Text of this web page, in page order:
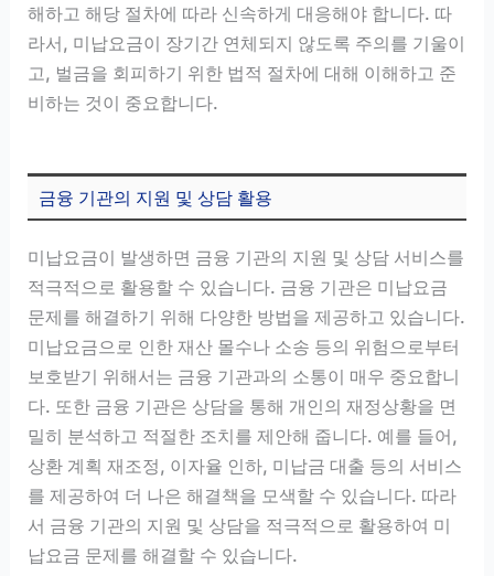
해하고 해당 절차에 따라 신속하게 대응해야 합니다. 따
라서, 미납요금이 장기간 연체되지 않도록 주의를 기울이
고, 벌금을 회피하기 위한 법적 절차에 대해 이해하고 준
비하는 것이 중요합니다.
금융 기관의 지원 및 상담 활용
미납요금이 발생하면 금융 기관의 지원 및 상담 서비스를
적극적으로 활용할 수 있습니다. 금융 기관은 미납요금
문제를 해결하기 위해 다양한 방법을 제공하고 있습니다.
미납요금으로 인한 재산 몰수나 소송 등의 위험으로부터
보호받기 위해서는 금융 기관과의 소통이 매우 중요합니
다. 또한 금융 기관은 상담을 통해 개인의 재정상황을 면
밀히 분석하고 적절한 조치를 제안해 줍니다. 예를 들어,
상환 계획 재조정, 이자율 인하, 미납금 대출 등의 서비스
를 제공하여 더 나은 해결책을 모색할 수 있습니다. 따라
서 금융 기관의 지원 및 상담을 적극적으로 활용하여 미
납요금 문제를 해결할 수 있습니다.